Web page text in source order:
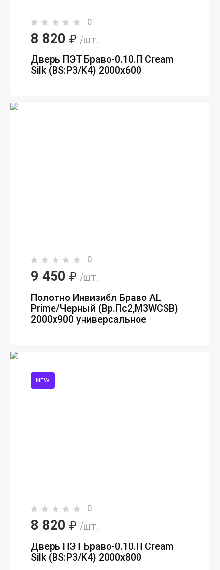
0
8 820 ₽ /шт.
Дверь ПЭТ Браво-0.10.П Сream
Silk (BS:P3/K4) 2000х600
0
9 450 ₽ /шт.
Полотно Инвизибл Браво AL
Prime/Черный (Вр.Пc2,M3WCSB)
2000х900 универсальное
NEW
0
8 820 ₽ /шт.
Дверь ПЭТ Браво-0.10.П Сream
Silk (BS:P3/K4) 2000х800